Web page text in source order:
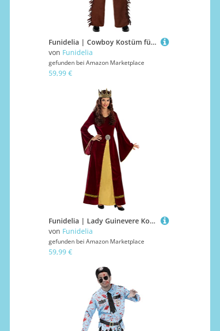
Funidelia | Cowboy Kostüm für Herren Cowboys, Indianer, Western - Kostüm für Erwachsene & Verkleidung für Partys, Karneval & Halloween - Größe L - XL - Braun
von Funidelia
gefunden bei Amazon Marketplace
59,99 €
Funidelia | Lady Guinevere Kostüm für Damen Mittelalter, Prinzessinnen, Königin - Kostüm für Erwachsene & Verkleidung für Partys, Karneval & Halloween - Größe XL - Granatfarben
von Funidelia
gefunden bei Amazon Marketplace
59,99 €